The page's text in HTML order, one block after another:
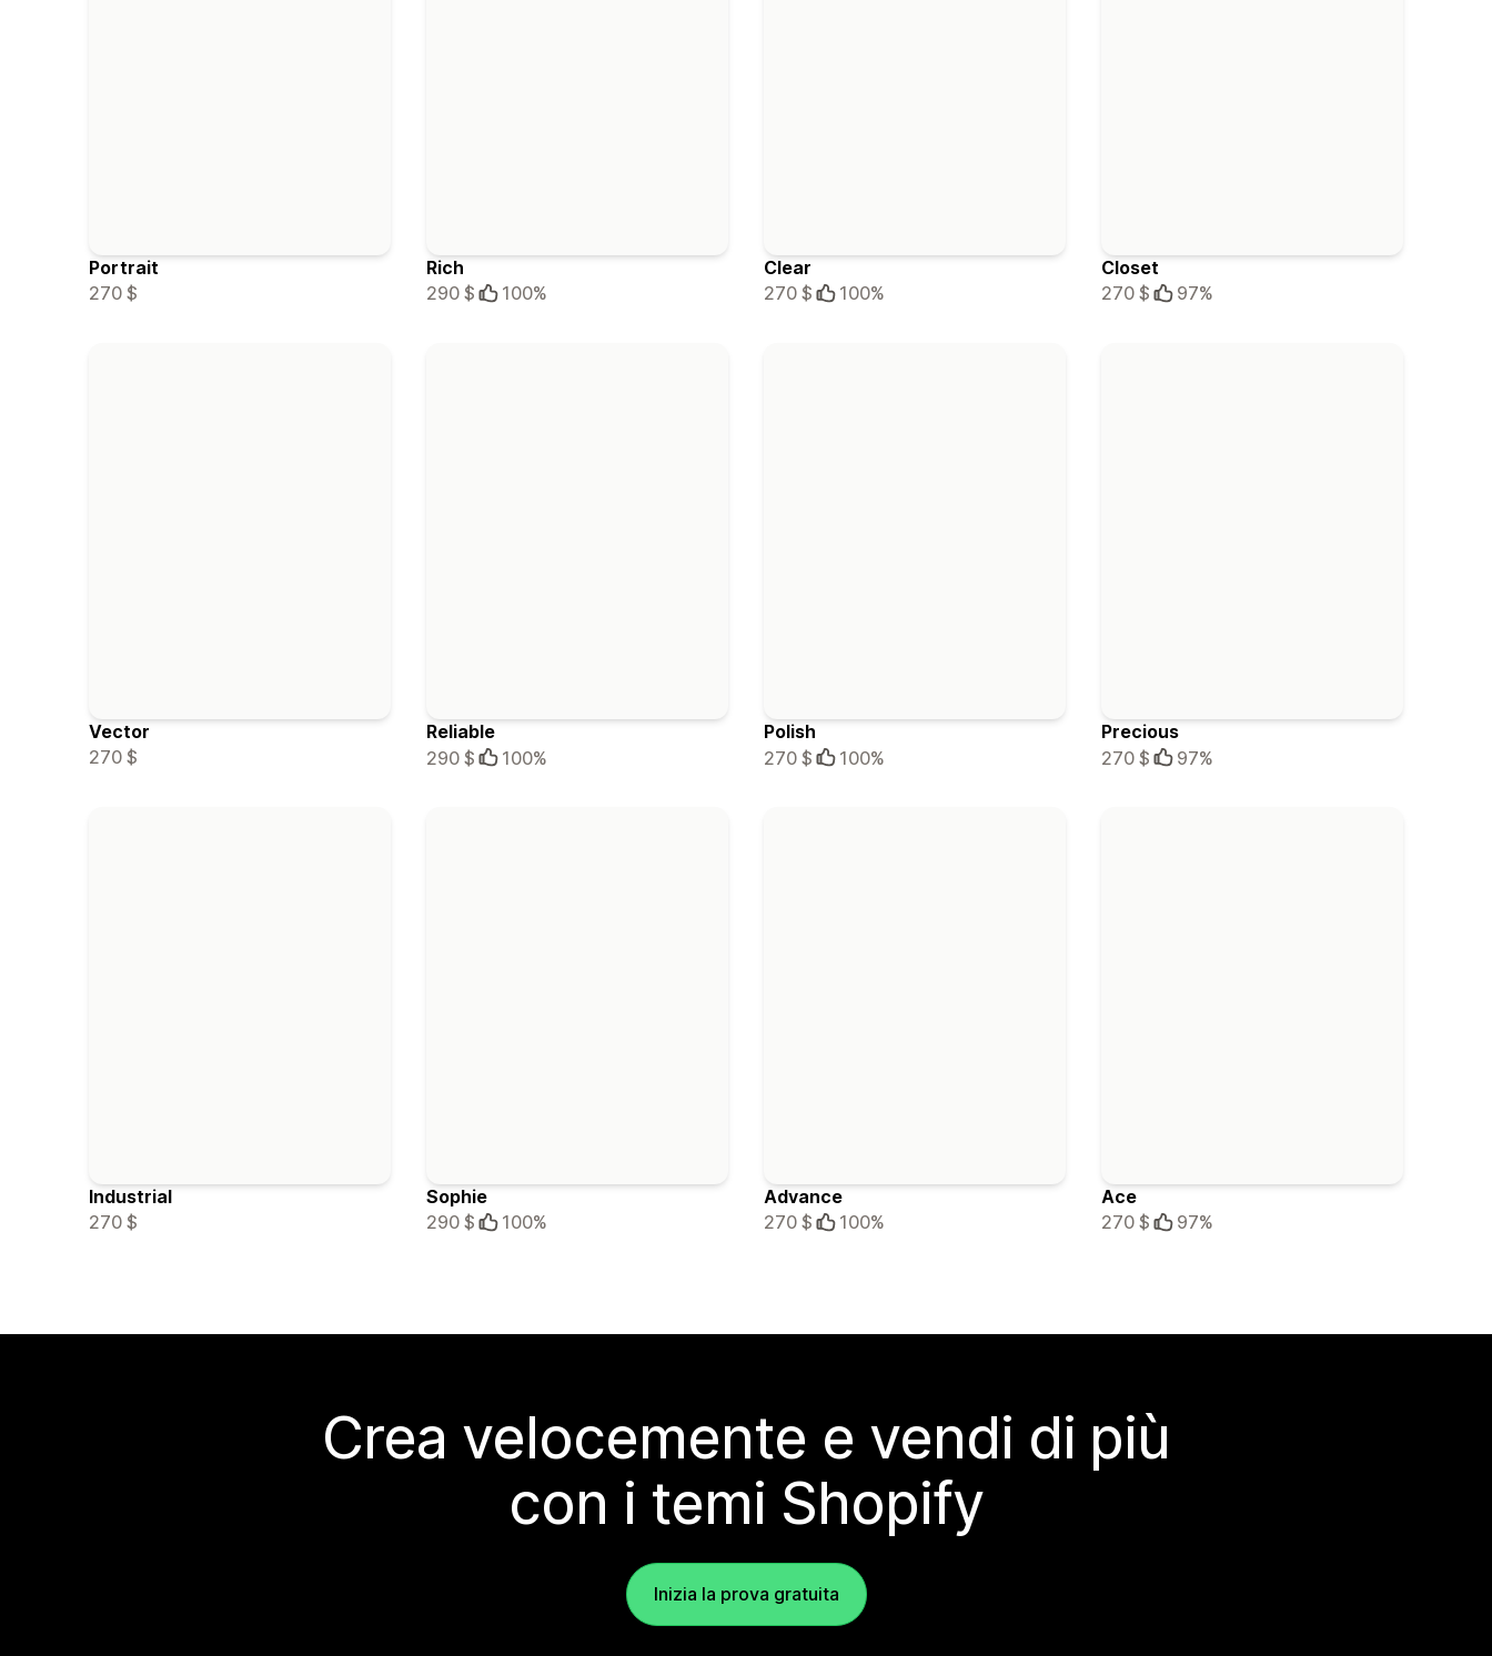
Portrait
270 $
Rich
290 $
100%
Clear
270 $
100%
Closet
270 $
97%
Vector
270 $
Reliable
290 $
100%
Polish
270 $
100%
Precious
270 $
97%
Industrial
270 $
Sophie
290 $
100%
Advance
270 $
100%
Ace
270 $
97%
Crea velocemente e vendi di più
con i temi Shopify
Inizia la prova gratuita